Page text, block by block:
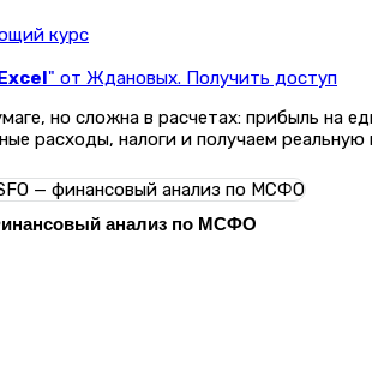
курс
" от Ждановых. Получить доступ
но сложна в расчетах: прибыль на
расходы, налоги и получаем реальную
анализ по МСФО